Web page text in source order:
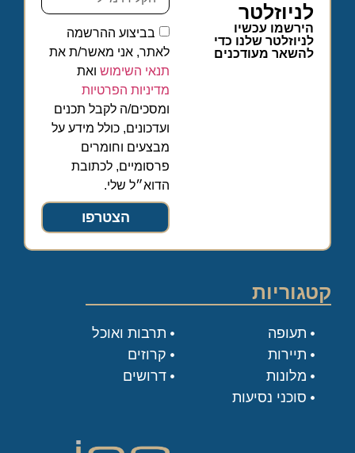
לניוזלטר
הירשמו עכשיו
לניוזלטר שלנו כדי
להשאר מעודכנים
בביצוע ההרשמה
לאתר, אני מאשר/ת את
תנאי השימוש ואת
מדיניות הפרטיות
ומסכים/ה לקבל תכנים
ועדכונים, כולל מידע על
מבצעים וחומרים
פרסומיים, לכתובת
הדוא״ל שלי.
הצטרפו
קטגוריות
תעופה
תיירות
מלונות
סוכני נסיעות
תרבות ואוכל
קרוזים
דרושים